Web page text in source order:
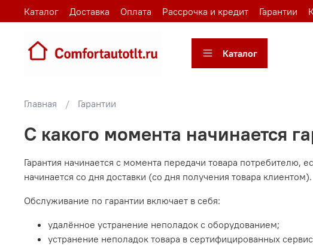
Каталог Доставка Оплата Рассрочка и кредит Гарантии
Каталог
Главная Гарантии
С какого момента начинается
Гарантия начинается с момента передачи товара потребителю,
начинается со дня доставки (со дня получения товара клиентом).
Обслуживание по гарантии включает в себя:
удалённое устранение неполадок с оборудованием;
устранение неполадок товара в сертифицированных